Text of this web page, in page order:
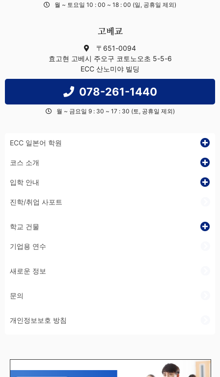
월 ~ 토요일 10 : 00 ~ 18 : 00 (일, 공휴일 제외)
고베교
〒651-0094
효고현 고베시 주오구 코토노오초 5-5-6
ECC 산노미야 빌딩
078-261-1440
월 ~ 금요일 9 : 30 ~ 17 : 30 (토, 공휴일 제외)
ECC 일본어 학원
코스 소개
입학 안내
진학/취업 사포트
학교 건물
기업용 연수
새로운 정보
문의
개인정보보호 방침